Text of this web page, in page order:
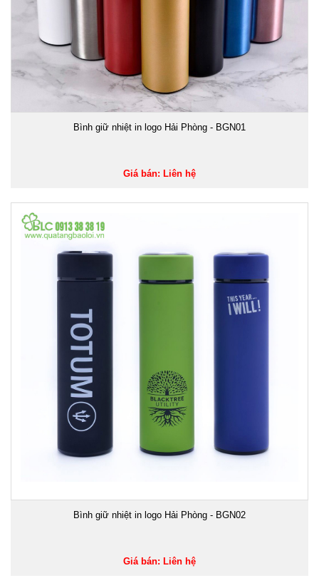
Bình giữ nhiệt in logo Hải Phòng - BGN01
Giá bán: Liên hệ
Bình giữ nhiệt in logo Hải Phòng - BGN02
Giá bán: Liên hệ